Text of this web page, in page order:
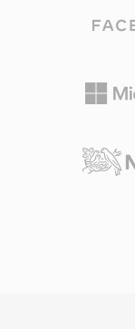
بأحجام
الترددي
تشمل
HEVC دقة تتراوح من 320x240 حتى 8192x4320
(8K UHD)، مما يجعله مهيأً للمستقبل مع تقنيات